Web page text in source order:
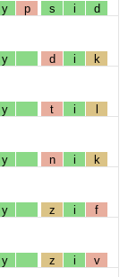
y p s i d
y d i k
y t i l
y n i k
y z i f
y z i v